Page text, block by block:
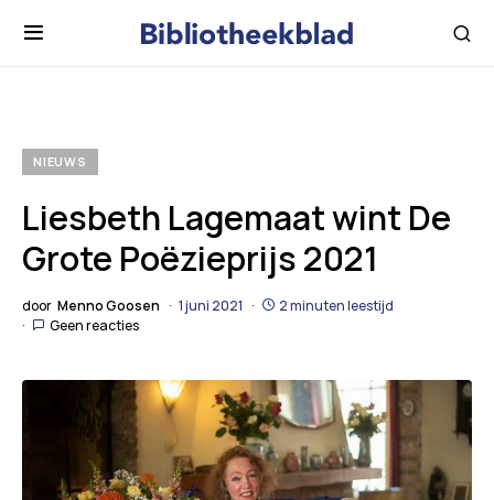
NIEUWS
Liesbeth Lagemaat wint De
Grote Poëzieprijs 2021
door Menno Goosen 1 juni 2021
2 minuten leestijd
Geen reacties